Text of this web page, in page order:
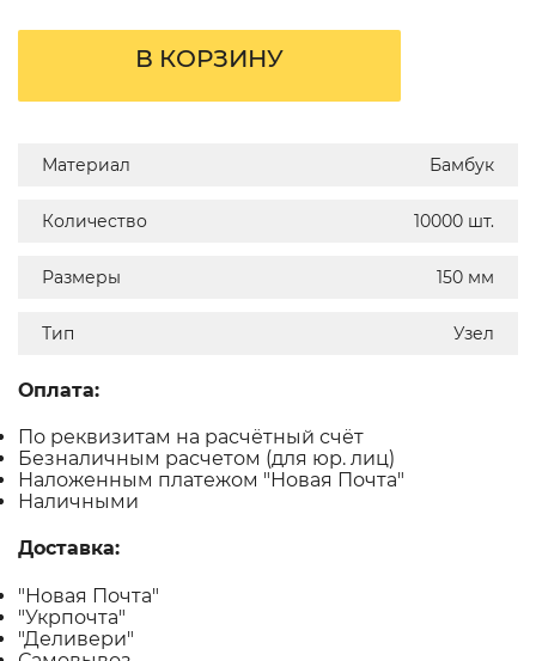
В КОРЗИНУ
Материал Бамбук
Количество 10000 шт.
Размеры 150 мм
Тип Узел
Оплата:
По реквизитам на расчётный счёт
Безналичным расчетом (для юр. лиц)
Наложенным платежом "Новая Почта"
Наличными
Доставка:
"Новая Почта"
"Укрпочта"
"Деливери"